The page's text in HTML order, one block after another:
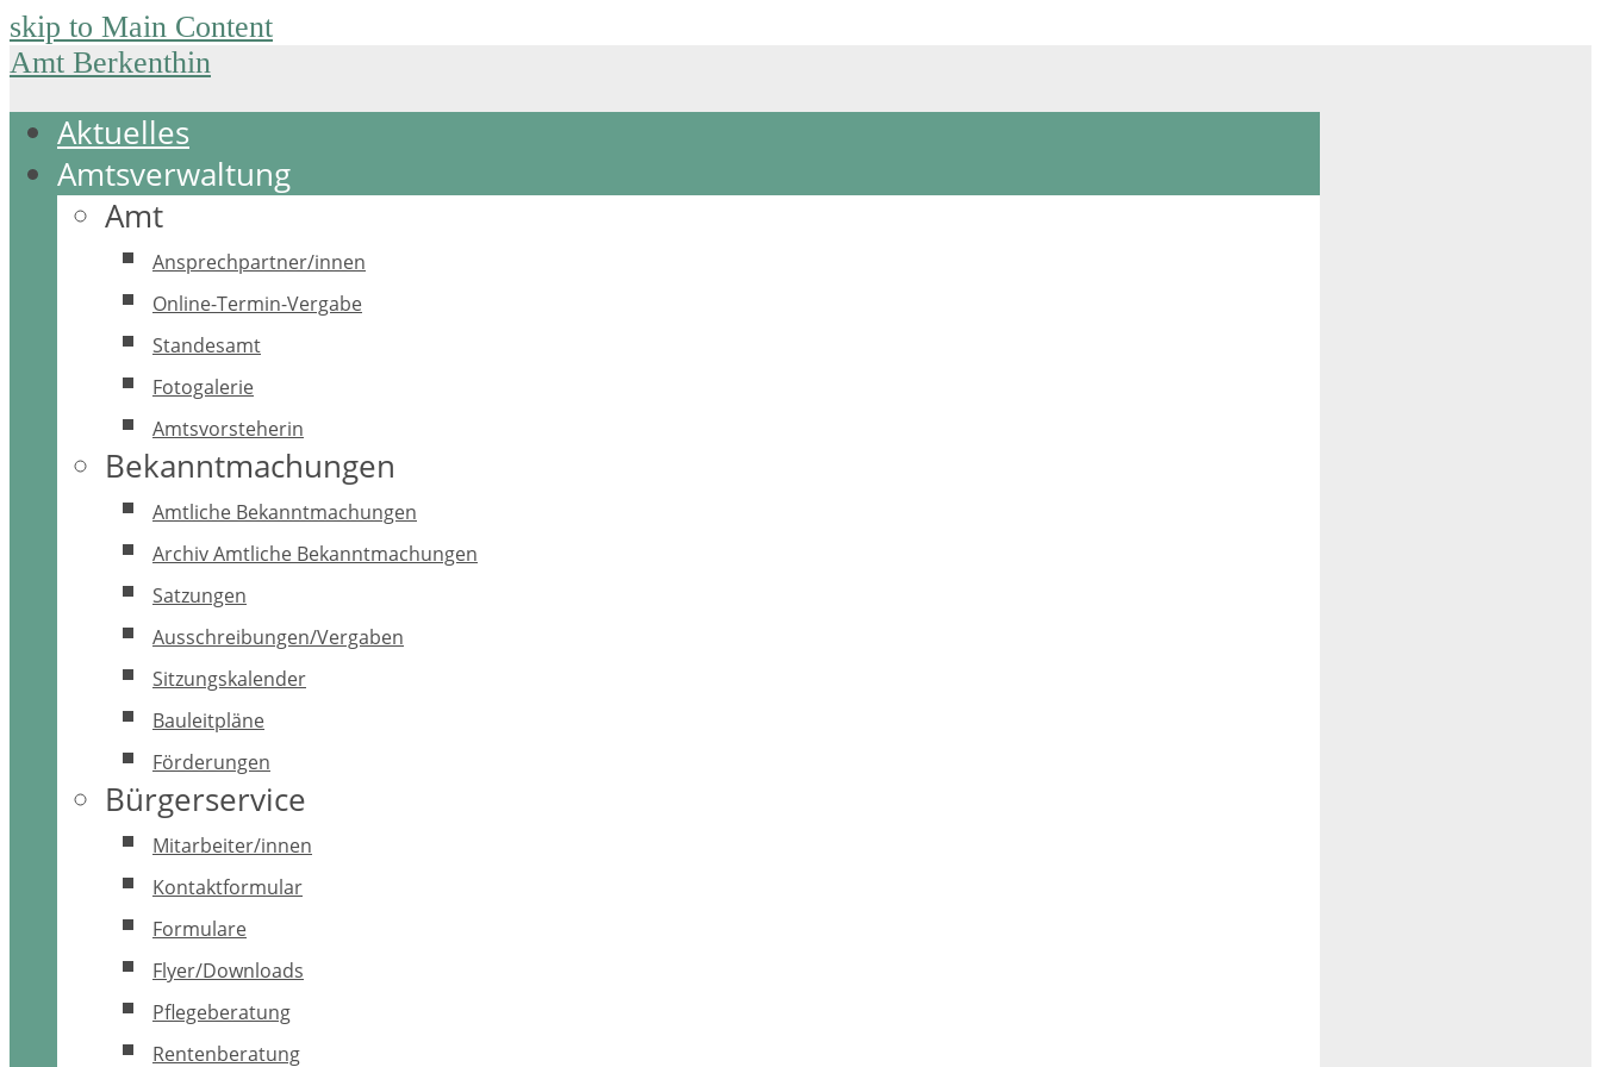
skip to Main Content
Amt Berkenthin
Aktuelles
Amtsverwaltung
Amt
Ansprechpartner/innen
Online-Termin-Vergabe
Standesamt
Fotogalerie
Amtsvorsteherin
Bekanntmachungen
Amtliche Bekanntmachungen
Archiv Amtliche Bekanntmachungen
Satzungen
Ausschreibungen/Vergaben
Sitzungskalender
Bauleitpläne
Förderungen
Bürgerservice
Mitarbeiter/innen
Kontaktformular
Formulare
Flyer/Downloads
Pflegeberatung
Rentenberatung